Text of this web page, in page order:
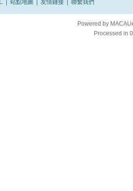
站點地圖 友情鏈接 聯繫我們
Powered by
Processed in